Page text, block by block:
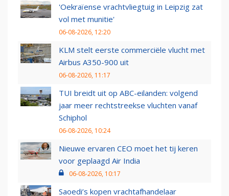
'Oekraïense vrachtvliegtuig in Leipzig zat
vol met munitie'
06-08-2026, 12:20
KLM stelt eerste commerciële vlucht met
Airbus A350-900 uit
06-08-2026, 11:17
TUI breidt uit op ABC-eilanden: volgend
jaar meer rechtstreekse vluchten vanaf
Schiphol
06-08-2026, 10:24
Nieuwe ervaren CEO moet het tij keren
voor geplaagd Air India
06-08-2026, 10:17
Saoedi’s kopen vrachtafhandelaar